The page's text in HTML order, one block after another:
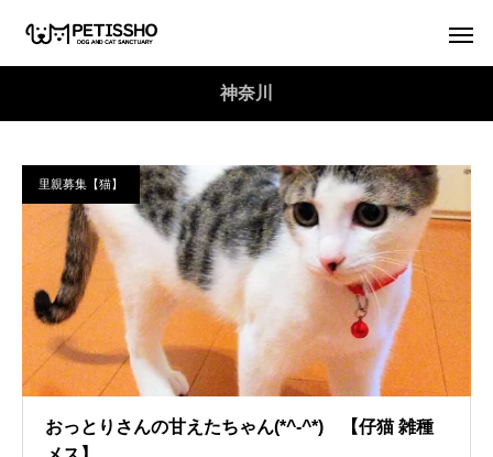
神奈川
里親募集【猫】
おっとりさんの甘えたちゃん(*^-^*) 【仔猫 雑種